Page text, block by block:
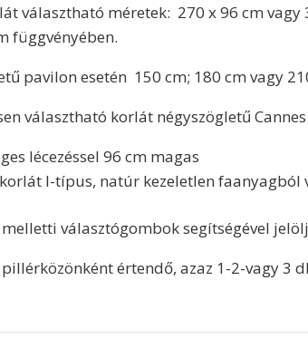
választható méretek: 270 x 96 cm
függvényében.
pavilon esetén 150 cm; 180 cm vagy
választható korlát négyszögletű
lécezéssel 96 cm magas
I-típus, natúr kezeletlen
választógombok segítségével
értendő, azaz 1-2-vagy 3